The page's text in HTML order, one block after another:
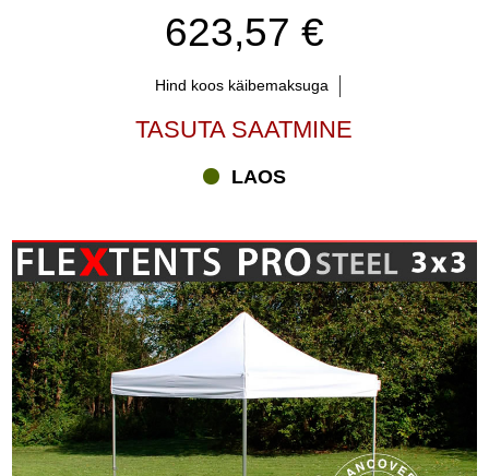
623,57 €
Hind koos käibemaksuga
TASUTA SAATMINE
LAOS